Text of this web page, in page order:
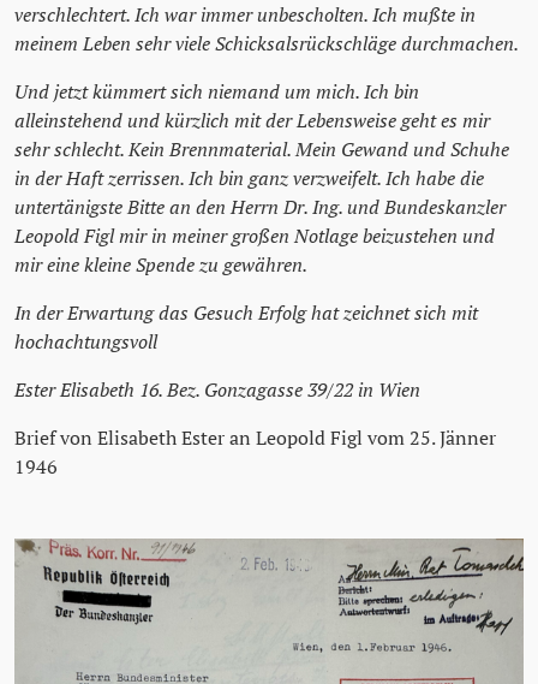
verschlechtert. Ich war immer unbescholten. Ich mußte in
meinem Leben sehr viele Schicksalsrückschläge durchmachen.
Und jetzt kümmert sich niemand um mich. Ich bin
alleinstehend und kürzlich mit der Lebensweise geht es mir
sehr schlecht. Kein Brennmaterial. Mein Gewand und Schuhe
in der Haft zerrissen. Ich bin ganz verzweifelt. Ich habe die
untertänigste Bitte an den Herrn Dr. Ing. und Bundeskanzler
Leopold Figl mir in meiner großen Notlage beizustehen und
mir eine kleine Spende zu gewähren.
In der Erwartung das Gesuch Erfolg hat zeichnet sich mit
hochachtungsvoll
Ester Elisabeth 16. Bez. Gonzagasse 39/22 in Wien
Brief von Elisabeth Ester an Leopold Figl vom 25. Jänner
1946